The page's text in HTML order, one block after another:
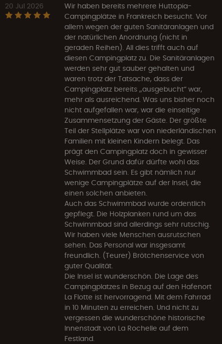
20 Jul 2026
Wir haben bereits mehrere Huttopia-
Campingplätze in Frankreich besucht. Vor
allem wegen der guten Sanitäranlagen und
der natürlichen Anordnung (nicht in
geraden Reihen). All dies trifft auch auf
diesen Campingplatz zu. Die Sanitäranlagen
werden sehr gut sauber gehalten und
waren trotz der Tatsache, dass der
Campingplatz bereits „ausgebucht“ war,
mehr als ausreichend. Was uns bisher noch
nicht aufgefallen war, war die einseitige
Zusammensetzung der Gäste. Der größte
Teil der Stellplätze war von niederländischen
Familien mit kleinen Kindern belegt. Das
prägt den Campingplatz doch in gewisser
Weise. Der Grund dafür dürfte wohl das
Schwimmbad sein. Es gibt nämlich nur
wenige Campingplätze auf der Insel, die
einen solchen anbieten.
Auch das Schwimmbad wurde ordentlich
gepflegt. Die Holzplanken rund um das
Schwimmbad sind allerdings sehr rutschig.
Wir haben viele Menschen ausrutschen
sehen. Das Personal war insgesamt
freundlich. (Teurer) Brötchenservice von
guter Qualität.
Die Insel ist wunderschön. Die Lage des
Campingplatzes in Bezug auf den Hafenort
La Flotte ist hervorragend. Mit dem Fahrrad
in 10 Minuten zu erreichen. Und nicht zu
vergessen die wunderschöne historische
Innenstadt von La Rochelle auf dem
Festland.